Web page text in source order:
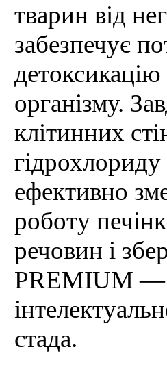
тварин від
забезпечує
організму.
клітинних
ефективно
роботу
речовин і
PREMIUM —
стада.